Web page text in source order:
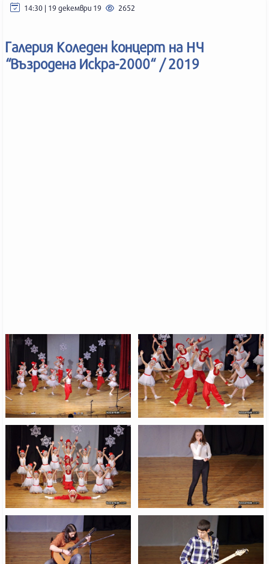
14:30 | 19 декември 19 2652
Галерия Коледен концерт на НЧ
“Възродена Искра-2000“ / 2019